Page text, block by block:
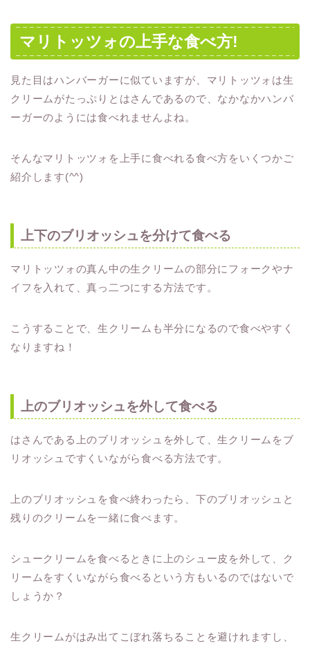
マリトッツォの上手な食べ方!
見た目はハンバーガーに似ていますが、マリトッツォは生
クリームがたっぷりとはさんであるので、なかなかハンバ
ーガーのようには食べれませんよね。
そんなマリトッツォを上手に食べれる食べ方をいくつかご
紹介します(^^)
上下のブリオッシュを分けて食べる
マリトッツォの真ん中の生クリームの部分にフォークやナ
イフを入れて、真っ二つにする方法です。
こうすることで、生クリームも半分になるので食べやすく
なりますね！
上のブリオッシュを外して食べる
はさんである上のブリオッシュを外して、生クリームをブ
リオッシュですくいながら食べる方法です。
上のブリオッシュを食べ終わったら、下のブリオッシュと
残りのクリームを一緒に食べます。
シュークリームを食べるときに上のシュー皮を外して、ク
リームをすくいながら食べるという方もいるのではないで
しょうか？
生クリームがはみ出てこぼれ落ちることを避けれますし、